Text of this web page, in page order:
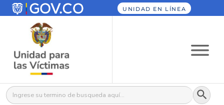
UNIDAD EN LÍNEA
Buscar: Botón